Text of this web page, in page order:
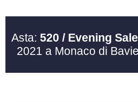
Asta: 520 / Evening Sale
2021 a Monaco di